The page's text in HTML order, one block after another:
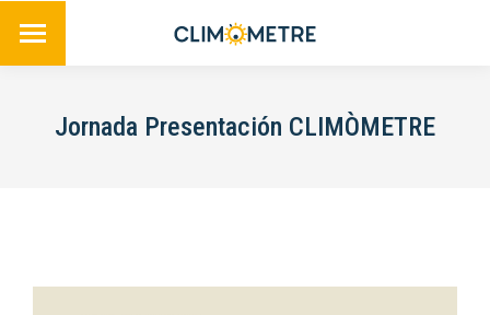
Jornada Presentación CLIMÒMETRE